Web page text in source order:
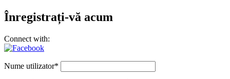
Înregistrați-vă acum
Connect with:
Nume utilizator*